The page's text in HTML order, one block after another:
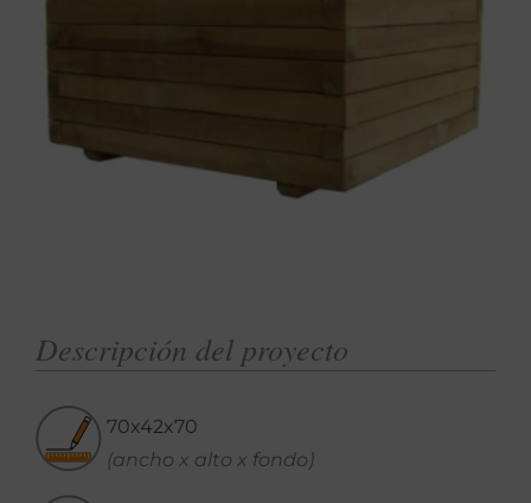
Descripción del proyecto
70x42x70
(ancho x alto x fondo)